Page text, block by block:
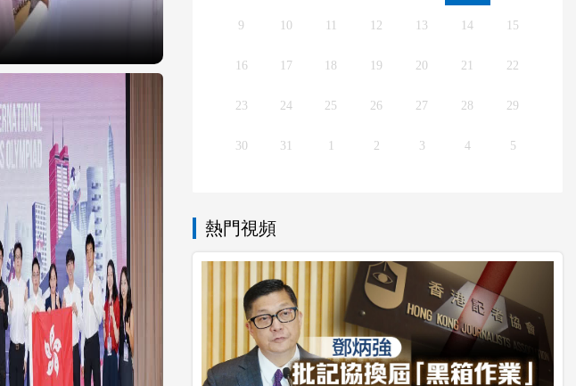
古典音樂盛宴將與APEC交相輝映 深圳
9 10 11 12 13 14 15
16 17 18 19 20 21 22
23 24 25 26 27 28 29
30 31 1 2 3 4 5
熱門視頻